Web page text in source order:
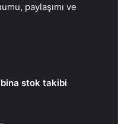
paylaşımı ve
stok takibi